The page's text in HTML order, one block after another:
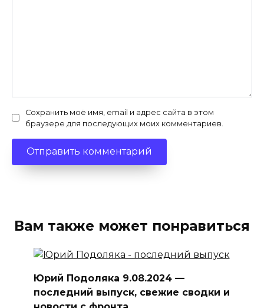
Сохранить моё имя, email и адрес сайта в этом
браузере для последующих моих комментариев.
Вам также может понравиться
Юрий Подоляка 9.08.2024 —
последний выпуск, свежие сводки и